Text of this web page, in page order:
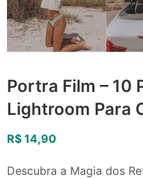
Portra Film – 10
Lightroom Para
R$ 14,90
Descubra a Magia dos